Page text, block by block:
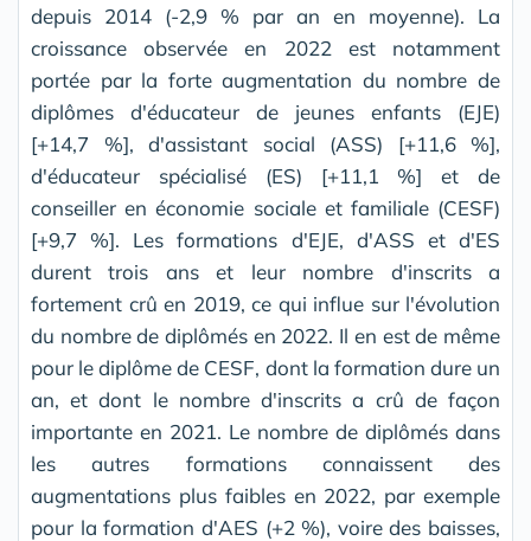
depuis 2014 (-2,9 % par an en moyenne). La
croissance observée en 2022 est notamment
portée par la forte augmentation du nombre de
diplômes d'éducateur de jeunes enfants (EJE)
[+14,7 %], d'assistant social (ASS) [+11,6 %],
d'éducateur spécialisé (ES) [+11,1 %] et de
conseiller en économie sociale et familiale (CESF)
[+9,7 %]. Les formations d'EJE, d'ASS et d'ES
durent trois ans et leur nombre d'inscrits a
fortement crû en 2019, ce qui influe sur l'évolution
du nombre de diplômés en 2022. Il en est de même
pour le diplôme de CESF, dont la formation dure un
an, et dont le nombre d'inscrits a crû de façon
importante en 2021. Le nombre de diplômés dans
les autres formations connaissent des
augmentations plus faibles en 2022, par exemple
pour la formation d'AES (+2 %), voire des baisses,